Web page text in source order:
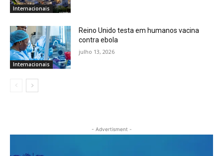
Internacionais
Internacionais
Reino Unido testa em humanos vacina
contra ebola
julho 13, 2026
- Advertisment -